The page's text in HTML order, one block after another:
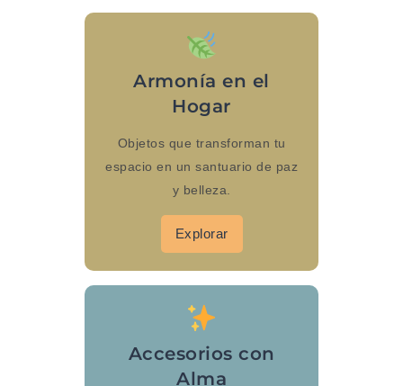
Armonía en el
Hogar
Objetos que transforman tu
espacio en un santuario de paz
y belleza.
Explorar
Accesorios con
Alma